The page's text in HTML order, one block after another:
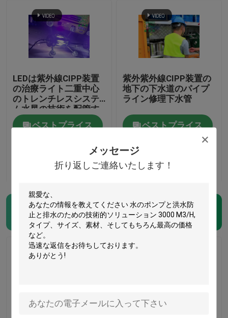
メッセージ
折り返しご連絡いたします！
LEDは紫外線CIPP装置
の治療ライト二重中心
のトレンチレスシステ
ム水星の技術を配管す
る
ベストプライス
お問い合わせ
紫外紫外線CIPP装置の
地下の下水道のパイプ
ライン修理下水管
ベストプライス
お問い合わせ
紫外線治されたCIPP (21)